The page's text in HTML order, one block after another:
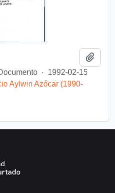
· 1992-02-15
Aylwin Azócar (1990-